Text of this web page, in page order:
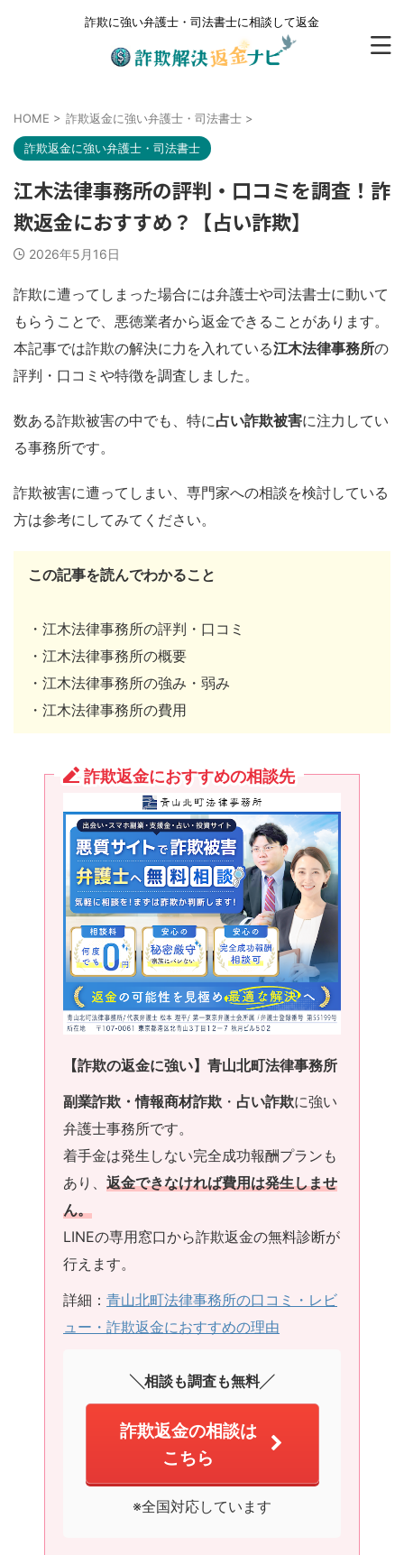
詐欺に強い弁護士・司法書士に相談して返金
HOME > 詐欺返金に強い弁護士・司法書士 >
詐欺返金に強い弁護士・司法書士
江木法律事務所の評判・口コミを調査！詐
欺返金におすすめ？【占い詐欺】
2026年5月16日
詐欺に遭ってしまった場合には弁護士や司法書士に動いて
もらうことで、悪徳業者から返金できることがあります。
本記事では詐欺の解決に力を入れている江木法律事務所の
評判・口コミや特徴を調査しました。
数ある詐欺被害の中でも、特に占い詐欺被害に注力してい
る事務所です。
詐欺被害に遭ってしまい、専門家への相談を検討している
方は参考にしてみてください。
この記事を読んでわかること
・江木法律事務所の評判・口コミ
・江木法律事務所の概要
・江木法律事務所の強み・弱み
・江木法律事務所の費用
詐欺返金におすすめの相談先
【詐欺の返金に強い】青山北町法律事務所
副業詐欺・情報商材詐欺 ・ 占い詐欺に強い
弁護士事務所です。
着手金は発生しない完全成功報酬プランも
あり、 返金できなければ費用は発生しませ
ん。
LINEの専用窓口から詐欺返金の無料診断が
行えます。
詳細： 青山北町法律事務所の口コミ・レビ
ュー・詐欺返金におすすめの理由
╲相談も調査も無料╱
詐欺返金の相談は
こちら
※全国対応しています